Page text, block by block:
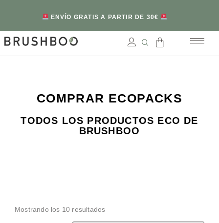
ENVÍO GRATIS A PARTIR DE 30€
COMPRAR ECOPACKS
TODOS LOS PRODUCTOS ECO DE
BRUSHBOO
Mostrando los 10 resultados